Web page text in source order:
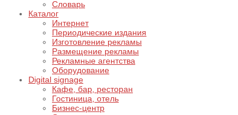
Словарь
Каталог
Интернет
Периодические издания
Изготовление рекламы
Размещение рекламы
Рекламные агентства
Оборудование
Digital signage
Кафе, бар, ресторан
Гостиница, отель
Бизнес-центр